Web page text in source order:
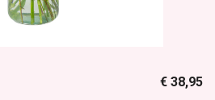
€ 38,95